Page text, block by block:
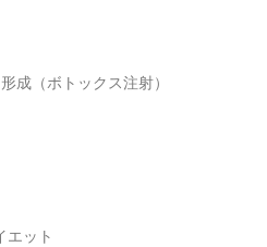
成（ボトックス注射）
エット